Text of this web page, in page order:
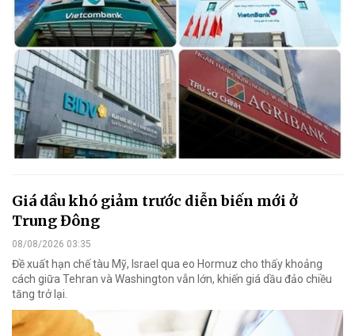
Giá dầu khó giảm trước diễn biến mới ở
Trung Đông
08/08/2026 03:35
Đề xuất hạn chế tàu Mỹ, Israel qua eo Hormuz cho thấy khoảng
cách giữa Tehran và Washington vẫn lớn, khiến giá dầu đảo chiều
tăng trở lại.